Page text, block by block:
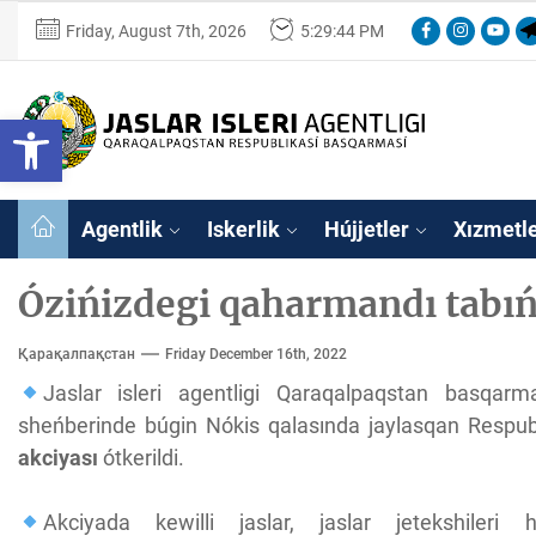
Open toolbar
content
Friday, August 7th, 2026 5:29:44 PM FacebookInstagram
Respublikası
Ózbekstan jaslar
Agentlik Iskerlik Hújjetler
Ózińizdegi qaharmandı
Қарақалпақстан Friday December 16th, 2022
Jaslar isleri agentligi Qaraqalpaqstan
sheńberinde búgin Nókis qalasında jaylasqan
akciyası ótkerildi.
Akciyada kewilli jaslar, jaslar jetekshileri